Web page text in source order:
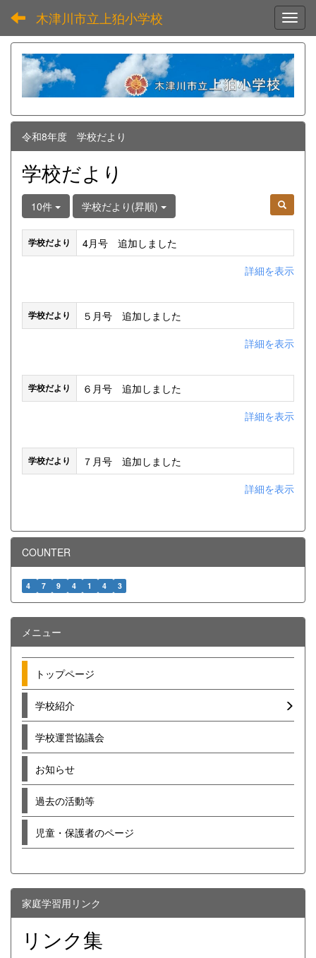
木津川市立上狛小学校
令和8年度 学校だより
学校だより
10件 学校だより(昇順)
学校だより
4月号 追加しました
詳細を表示
学校だより
５月号 追加しました
詳細を表示
学校だより
６月号 追加しました
詳細を表示
学校だより
７月号 追加しました
詳細を表示
COUNTER
4 7 9 4 1 4 3
メニュー
トップページ
学校紹介
学校運営協議会
お知らせ
過去の活動等
児童・保護者のページ
家庭学習用リンク
リンク集